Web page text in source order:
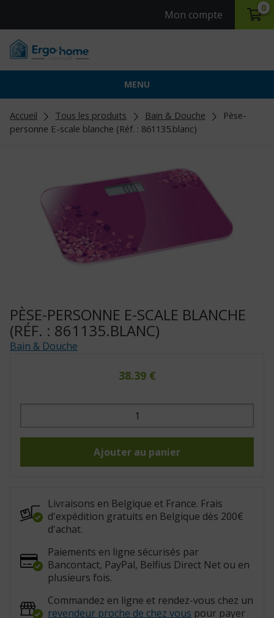
Mon compte
0
MENU
Accueil Tous les produits Bain & Douche
Pèse-
personne E-scale blanche (Réf. : 861135.blanc)
PÈSE-PERSONNE E-SCALE BLANCHE
(RÉF. : 861135.BLANC)
Bain & Douche
38.39 €
quantité
Pèse-
(Réf.
Ajouter au panier
Livraisons en Belgique et France. Frais
d'expédition gratuits en Belgique dès 200€
d'achat.
Paiements en ligne sécurisés par
Bancontact, PayPal, Belfius Direct Net ou en
plusieurs fois.
Commandez en ligne et rendez-vous chez un
revendeur proche de chez vous pour payer